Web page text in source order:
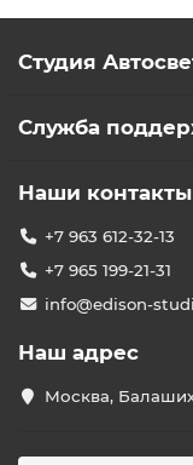
Студия
Служба
Наши контакты
+7 963 612-32-13
+7 965 199-21-31
info@edison-
Наш адрес
Москва,